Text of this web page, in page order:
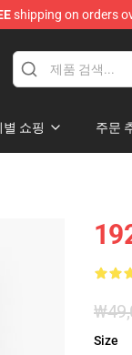
shipping on orders
쇼핑 주문
Size